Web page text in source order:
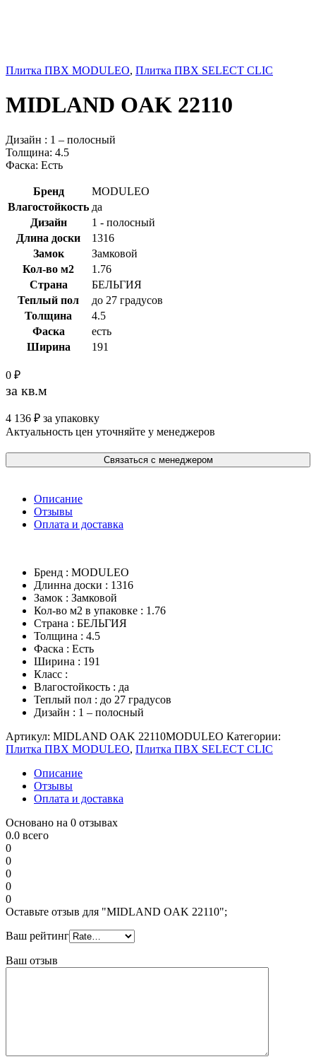
Плитка ПВХ MODULEO, Плитка ПВХ SELECT CLIC
MIDLAND OAK 22110
Дизайн : 1 – полосный
Толщина: 4.5
Фаска: Есть
Бренд
MODULEO
Влагостойкость да
Дизайн
1 - полосный
Длина доски
1316
Замок
Замковой
Кол-во м2
1.76
Страна
БЕЛЬГИЯ
Теплый пол
до 27 градусов
Толщина
4.5
Фаска
есть
Ширина
191
0 ₽
за кв.м
4 136 ₽ за упаковку
Актуальность цен уточняйте у менеджеров
Связаться с менеджером
Описание
Отзывы
Оплата и доставка
Бренд : MODULEO
Длинна доски : 1316
Замок : Замковой
Кол-во м2 в упаковке : 1.76
Страна : БЕЛЬГИЯ
Толщина : 4.5
Фаска : Есть
Ширина : 191
Класс :
Влагостойкость : да
Теплый пол : до 27 градусов
Дизайн : 1 – полосный
Артикул: MIDLAND OAK 22110MODULEO Категории:
Плитка ПВХ MODULEO, Плитка ПВХ SELECT CLIC
Описание
Отзывы
Оплата и доставка
Основано на 0 отзывах
0.0 всего
0
0
0
0
0
Оставьте отзыв для "MIDLAND OAK 22110";
Ваш рейтинг
Ваш отзыв